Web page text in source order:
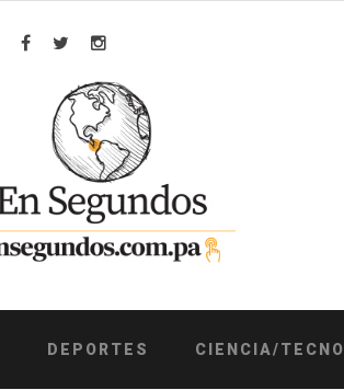
Facebook
TwitterInstagram
DEPORTES CIENCIA/TECNO